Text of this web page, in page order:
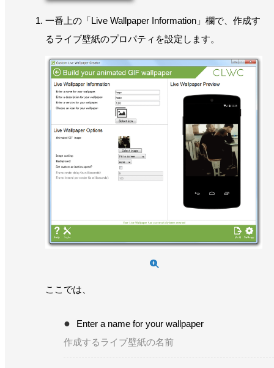
一番上の「Live Wallpaper Information」欄で、作成す
るライブ壁紙のプロパティを設定します。
ここでは、
Enter a name for your wallpaper
作成するライブ壁紙の名前